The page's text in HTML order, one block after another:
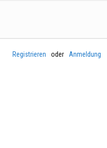
Registrieren oder Anmeldung